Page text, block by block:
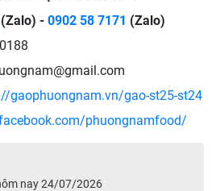
(Zalo) - 0902 58 7171 (Zalo)
gaophuongnam.vn/gao-st25-st24
phuongnamfood/
nay 24/07/2026